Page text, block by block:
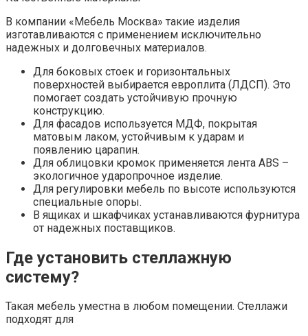
В компании «Мебель Москва» такие изделия
изготавливаются с применением исключительно
надежных и долговечных материалов.
Для боковых стоек и горизонтальных
поверхностей выбирается европлита (ЛДСП). Это
помогает создать устойчивую прочную
конструкцию.
Для фасадов используется МДФ, покрытая
матовым лаком, устойчивым к ударам и
появлению царапин.
Для облицовки кромок применяется лента ABS –
экологичное ударопрочное изделие.
Для регулировки мебель по высоте используются
специальные опоры.
В ящиках и шкафчиках устанавливаются фурнитура
от надежных поставщиков.
Где установить стеллажную
систему?
Такая мебель уместна в любом помещении. Стеллажи
подходят для